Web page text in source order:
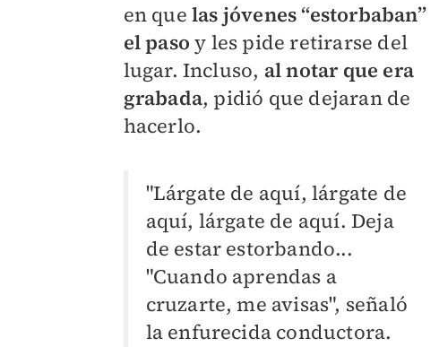
en que las jóvenes “estorbaban”
el paso y les pide retirarse del
lugar. Incluso, al notar que era
grabada, pidió que dejaran de
hacerlo.
"Lárgate de aquí, lárgate de
aquí, lárgate de aquí. Deja
de estar estorbando...
"Cuando aprendas a
cruzarte, me avisas", señaló
la enfurecida conductora.